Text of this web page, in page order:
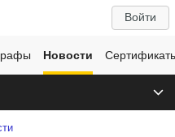
Войти
Новости